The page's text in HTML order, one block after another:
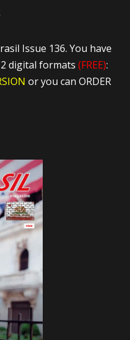
Issue 136. You have
digital formats(FREE):
or you can ORDER